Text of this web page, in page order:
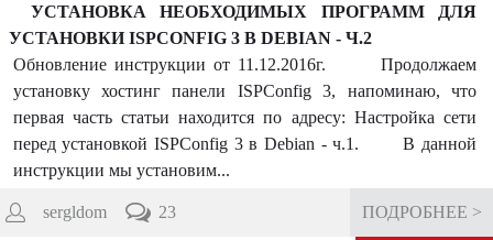
УСТАНОВКА НЕОБХОДИМЫХ ПРОГРАММ ДЛЯ
УСТАНОВКИ ISPCONFIG 3 В DEBIAN - Ч.2
Обновление инструкции от 11.12.2016г. Продолжаем
установку хостинг панели ISPConfig 3, напоминаю, что
первая часть статьи находится по адресу: Настройка сети
перед установкой ISPConfig 3 в Debian - ч.1. В данной
инструкции мы установим...
sergldom ПОДРОБНЕЕ >
23